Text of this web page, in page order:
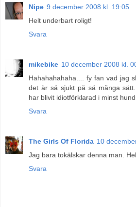
Nipe 9 december 2008 kl. 19:05
Helt underbart roligt!
Svara
mikebike 10 december 2008 kl.
Hahahahahaha.... fy fan vad jag
det är så sjukt på så många
har blivit idiotförklarad i minst
Svara
The Girls Of Florida 10
Jag bara tokälskar denna man.
Svara